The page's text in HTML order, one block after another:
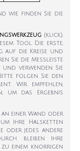
wie finden Sie die
(klick).
Tool. Die erste,
auf die Kreise und
Sie die Messleiste
verwenden Sie
folgen Sie den
Wir empfehlen,
um das Ergebnis
an einer Wand oder
Ihre Halsketten
oder jedes andere
bleiben Ihre
einem knorrigen